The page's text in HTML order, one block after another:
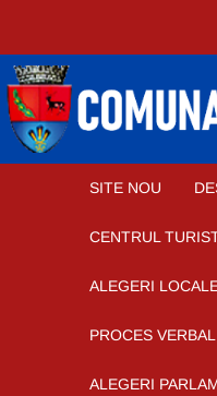
SITE NOU
CENTRUL
ALEGERI
PROCES
ALEGERI